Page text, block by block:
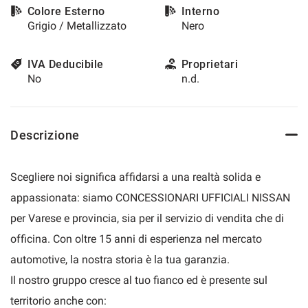
Colore Esterno
Grigio / Metallizzato
Interno
Nero
IVA Deducibile
No
Proprietari
n.d.
Descrizione
Scegliere noi significa affidarsi a una realtà solida e
appassionata: siamo CONCESSIONARI UFFICIALI NISSAN
per Varese e provincia, sia per il servizio di vendita che di
officina. Con oltre 15 anni di esperienza nel mercato
automotive, la nostra storia è la tua garanzia.
Il nostro gruppo cresce al tuo fianco ed è presente sul
territorio anche con:
questi
strumenti
si
rimanda
cookie
Puoi
modificare
tue
scelte
in
qualsiasi
momento.